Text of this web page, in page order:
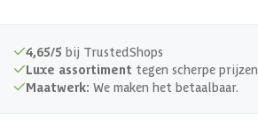
4,65/5 bij TrustedShops
Luxe assortiment tegen scherpe prijzen
Maatwerk: We maken het betaalbaar.